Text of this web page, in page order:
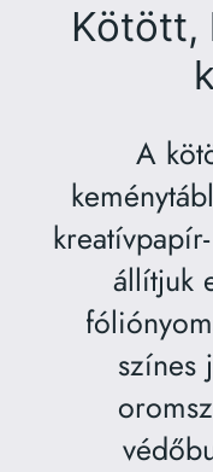
Kötött,
A
állítjuk
színes